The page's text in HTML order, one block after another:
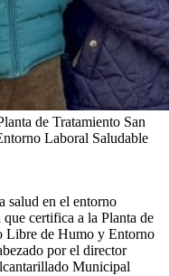
de Tratamiento San
Laboral Saludable
salud en el entorno
certifica a la Planta de
Libre de Humo y Entorno
por el director
Municipal